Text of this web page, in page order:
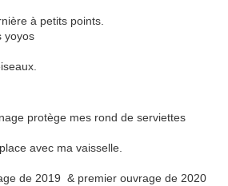
à petits points.
yoyos
protège mes rond de serviettes
avec ma vaisselle.
de 2019 & premier ouvrage de 2020